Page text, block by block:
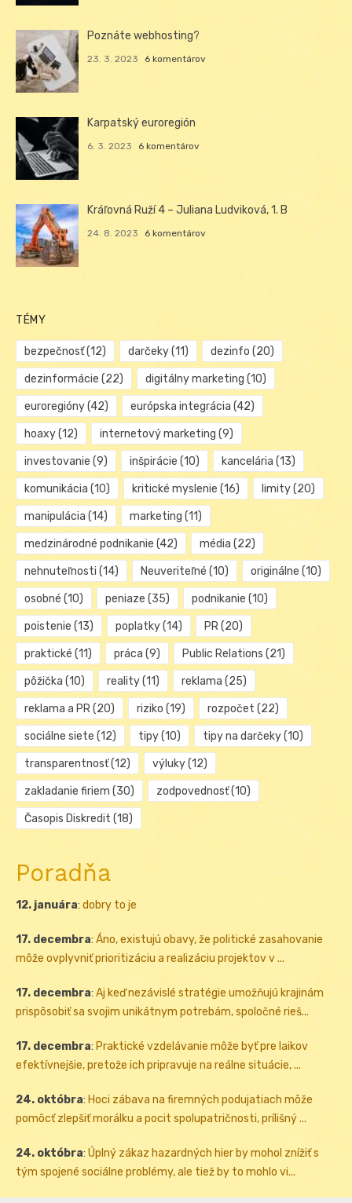
Poznáte webhosting?
23. 3. 2023 6 komentárov
Karpatský euroregión
6. 3. 2023 6 komentárov
Kráľovná Ruží 4 – Juliana Ludviková, 1. B
24. 8. 2023 6 komentárov
TÉMY
bezpečnosť(12) darčeky(11) dezinfo (20)
dezinformácie (22) digitálny marketing (10)
euroregióny(42) európska integrácia (42)
hoaxy(12) internetový marketing (9)
investovanie (9) inšpirácie (10) kancelária (13)
komunikácia (10) kritické myslenie (16) limity(20)
manipulácia (14) marketing (11)
medzinárodné podnikanie (42) média (22)
nehnuteľnosti (14) Neuveriteľné (10) originálne (10)
osobné (10) peniaze (35) podnikanie (10)
poistenie (13) poplatky(14) PR(20)
praktické (11) práca (9) Public Relations (21)
pôžička (10) reality(11) reklama (25)
reklama a PR(20) riziko (19) rozpočet (22)
sociálne siete (12) tipy(10) tipy na darčeky(10)
transparentnosť(12) výluky(12)
zakladanie firiem (30) zodpovednosť(10)
Časopis Diskredit (18)
Poradňa
12. januára: dobry to je
17. decembra: Áno, existujú obavy, že politické zasahovanie
môže ovplyvniť prioritizáciu a realizáciu projektov v ...
17. decembra: Aj keď nezávislé stratégie umožňujú krajinám
prispôsobiť sa svojim unikátnym potrebám, spoločné rieš...
17. decembra: Praktické vzdelávanie môže byť pre laikov
efektívnejšie, pretože ich pripravuje na reálne situácie, ...
24. októbra: Hoci zábava na firemných podujatiach môže
pomôcť zlepšiť morálku a pocit spolupatričnosti, prílišný ...
24. októbra: Úplný zákaz hazardných hier by mohol znížiť s
tým spojené sociálne problémy, ale tiež by to mohlo vi...